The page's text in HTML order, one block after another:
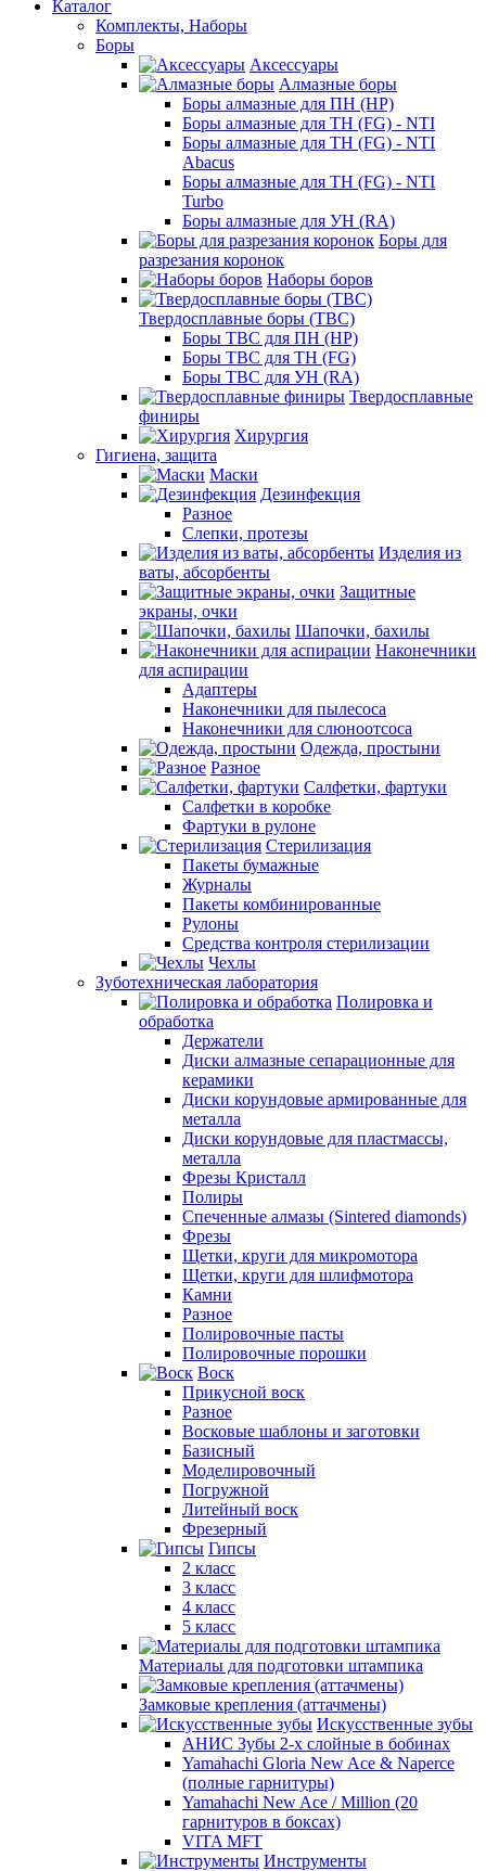
Каталог
Комплекты, Наборы
Боры
Аксессуары
Алмазные боры
Боры алмазные для ПН (HP)
Боры алмазные для ТН (FG) - NTI
Боры алмазные для ТН (FG) - NTI
Abacus
Боры алмазные для ТН (FG) - NTI
Turbo
Боры алмазные для УН (RA)
Боры для
разрезания коронок
Наборы боров
Твердосплавные боры (ТВС)
Боры ТВС для ПН (HP)
Боры ТВС для ТН (FG)
Боры ТВС для УН (RA)
Твердосплавные
финиры
Хирургия
Гигиена, защита
Маски
Дезинфекция
Разное
Слепки, протезы
Изделия из
ваты, абсорбенты
Защитные
экраны, очки
Шапочки, бахилы
Наконечники
для аспирации
Адаптеры
Наконечники для пылесоса
Наконечники для слюноотсоса
Одежда, простыни
Разное
Салфетки, фартуки
Салфетки в коробке
Фартуки в рулоне
Стерилизация
Пакеты бумажные
Журналы
Пакеты комбинированные
Рулоны
Средства контроля стерилизации
Чехлы
Зуботехническая лаборатория
Полировка и
обработка
Держатели
Диски алмазные сепарационные для
керамики
Диски корундовые армированные для
металла
Диски корундовые для пластмассы,
металла
Фрезы Кристалл
Полиры
Спеченные алмазы (Sintered diamonds)
Фрезы
Щетки, круги для микромотора
Щетки, круги для шлифмотора
Камни
Разное
Полировочные пасты
Полировочные порошки
Воск
Прикусной воск
Разное
Восковые шаблоны и заготовки
Базисный
Моделировочный
Погружной
Литейный воск
Фрезерный
Гипсы
2 класс
3 класс
4 класс
5 класс
Материалы для подготовки штампика
Замковые крепления (аттачмены)
Искусственные зубы
АНИС Зубы 2-х слойные в бобинах
Yamahachi Gloria New Ace & Naperce
(полные гарнитуры)
Yamahachi New Ace / Million (20
гарнитуров в боксах)
VITA MFT
Инструменты